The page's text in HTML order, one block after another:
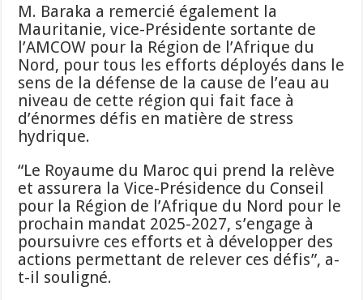
M. Baraka a remercié également la
Mauritanie, vice-Présidente sortante de
l’AMCOW pour la Région de l’Afrique du
Nord, pour tous les efforts déployés dans le
sens de la défense de la cause de l’eau au
niveau de cette région qui fait face à
d’énormes défis en matière de stress
hydrique.
“Le Royaume du Maroc qui prend la relève
et assurera la Vice-Présidence du Conseil
pour la Région de l’Afrique du Nord pour le
prochain mandat 2025-2027, s’engage à
poursuivre ces efforts et à développer des
actions permettant de relever ces défis”, a-
t-il souligné.